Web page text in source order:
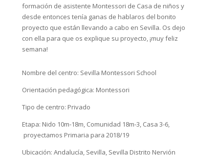
formación de asistente Montessori de Casa de niños y
desde entonces tenía ganas de hablaros del bonito
proyecto que están llevando a cabo en Sevilla. Os dejo
con ella para que os explique su proyecto, ¡muy feliz
semana!
Nombre del centro: Sevilla Montessori School
Orientación pedagógica: Montessori
Tipo de centro: Privado
Etapa: Nido 10m-18m, Comunidad 18m-3, Casa 3-6,
proyectamos Primaria para 2018/19
Ubicación: Andalucía, Sevilla, Sevilla Distrito Nervión